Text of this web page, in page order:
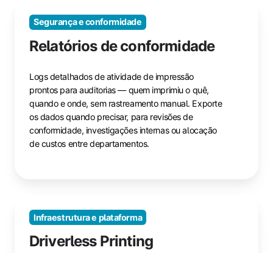
Segurança e conformidade
Relatórios de conformidade
Logs detalhados de atividade de impressão
prontos para auditorias — quem imprimiu o quê,
quando e onde, sem rastreamento manual. Exporte
os dados quando precisar, para revisões de
conformidade, investigações internas ou alocação
de custos entre departamentos.
Infraestrutura e plataforma
Driverless Printing